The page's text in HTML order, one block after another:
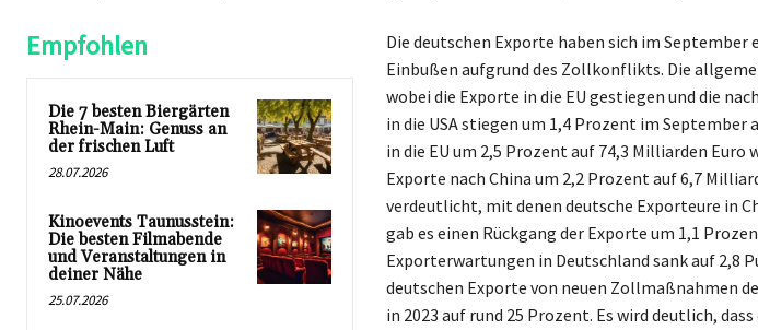
Empfohlen
Die 7 besten Biergärten
Rhein-Main: Genuss an
der frischen Luft
28.07.2026
Kinoevents Taunusstein:
Die besten Filmabende
und Veranstaltungen in
deiner Nähe
25.07.2026
Die deutschen Exporte haben sich im
Einbußen aufgrund des Zollkonflikts. Die
wobei die Exporte in die EU gestiegen und die
in die USA stiegen um 1,4 Prozent im
in die EU um 2,5 Prozent auf 74,3 Milliarden Euro
Exporte nach China um 2,2 Prozent auf 6,7
verdeutlicht, mit denen deutsche Exporteure in
gab es einen Rückgang der Exporte um 1,1
Exporterwartungen in Deutschland sank auf 2,8
deutschen Exporte von neuen Zollmaßnahmen
in 2023 auf rund 25 Prozent. Es wird deutlich,